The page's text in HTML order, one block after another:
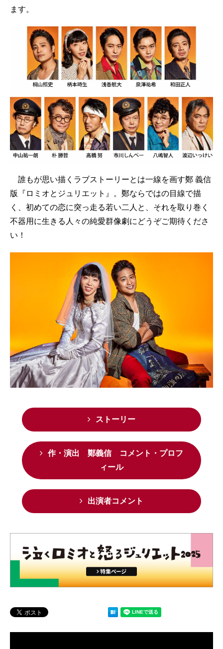
ます。
誰もが思い描くラブストーリーとは一線を画す鄭 義信
版『ロミオとジュリエット』。鄭ならではの目線で描
く、初めての恋に突っ走る若い二人と、それを取り巻く
不器用に生きる人々の純愛群像劇にどうぞご期待くださ
い！
ストーリー
作・演出 鄭義信 コメント・プロフ
ィール
出演者コメント